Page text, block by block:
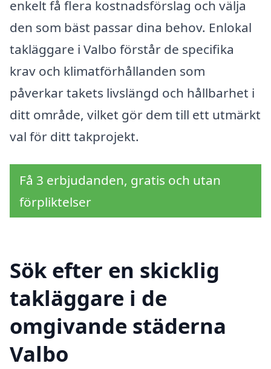
enkelt få flera kostnadsförslag och välja
den som bäst passar dina behov. Enlokal
takläggare i Valbo förstår de specifika
krav och klimatförhållanden som
påverkar takets livslängd och hållbarhet i
ditt område, vilket gör dem till ett utmärkt
val för ditt takprojekt.
Få 3 erbjudanden, gratis och utan
förpliktelser
Sök efter en skicklig
takläggare i de
omgivande städerna
Valbo